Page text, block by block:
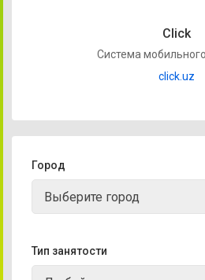
Click
Система
click.uz
Город
Выберите город
Тип занятости